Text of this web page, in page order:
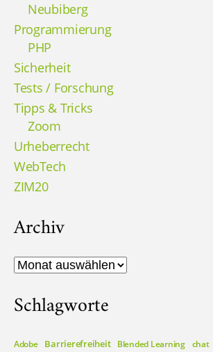
Neubiberg
Programmierung
PHP
Sicherheit
Tests / Forschung
Tipps & Tricks
Zoom
Urheberrecht
WebTech
ZIM20
Archiv
Archiv
Schlagworte
Adobe Barrierefreiheit Blended Learning chat